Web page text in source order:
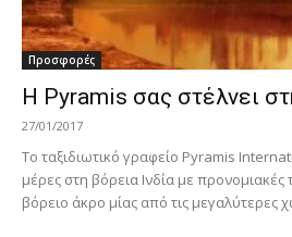
Προσφορές
Η Pyramis σας στέλνει
27/01/2017
Το ταξιδιωτικό γραφείο Pyramis
μέρες στη βόρεια Ινδία με προνομιακές
βόρειο άκρο μίας από τις μεγαλύτερες